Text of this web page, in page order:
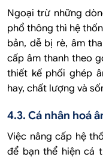
Ngoại trừ những
phổ thông thì hệ
bản, dễ bị rè, âm
cấp âm thanh theo
thiết kế phối ghép
hay, chất lượng và
4.3. Cá nhân hoá
Việc nâng cấp hệ
để bạn thể hiện cá